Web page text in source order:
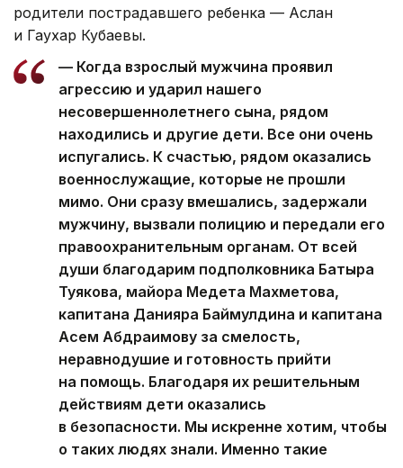
родители пострадавшего ребенка — Аслан
и Гаухар Кубаевы.
— Когда взрослый мужчина проявил
агрессию и ударил нашего
несовершеннолетнего сына, рядом
находились и другие дети. Все они очень
испугались. К счастью, рядом оказались
военнослужащие, которые не прошли
мимо. Они сразу вмешались, задержали
мужчину, вызвали полицию и передали его
правоохранительным органам. От всей
души благодарим подполковника Батыра
Туякова, майора Медета Махметова,
капитана Данияра Баймулдина и капитана
Асем Абдраимову за смелость,
неравнодушие и готовность прийти
на помощь. Благодаря их решительным
действиям дети оказались
в безопасности. Мы искренне хотим, чтобы
о таких людях знали. Именно такие